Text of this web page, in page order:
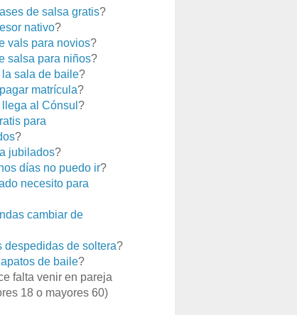
de salsa gratis?
nativo?
vals para novios?
salsa para niños?
sala de baile?
matrícula?
al Cónsul ?
para
?
jubilados?
días no puedo ir?
necesito para
cambiar de
despedidas de soltera?
de baile?
falta venir en pareja
18 o mayores 60)